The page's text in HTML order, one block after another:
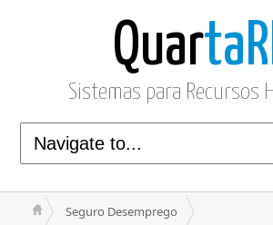
Quar
Sistemas para Recursos
Seguro Desemprego